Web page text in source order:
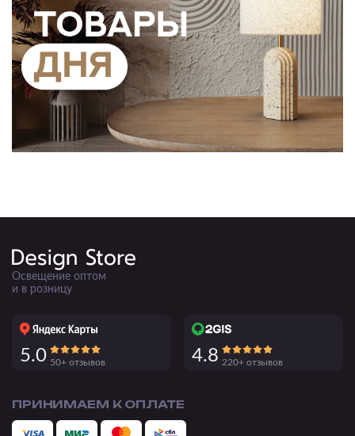
Освещение оптом
и в розницу
5.0 50+ отзывов 4.8 220+ отзывов
ПРИНИМАЕМ К ОПЛАТЕ